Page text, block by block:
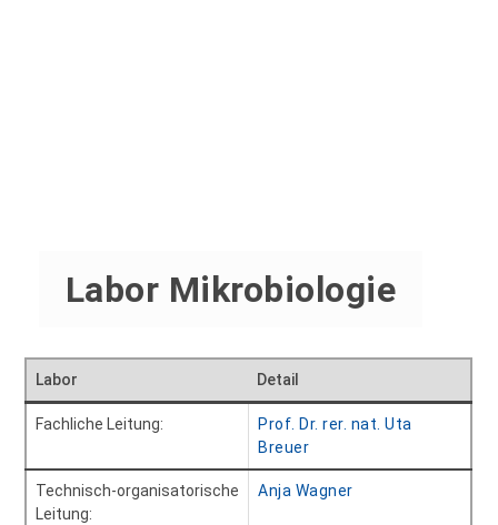
Labor Mikrobiologie
Labor Detail
Fachliche Leitung:
Prof. Dr. rer. nat. Uta
Breuer
Technisch-organisatorische
Leitung:
Anja Wagner